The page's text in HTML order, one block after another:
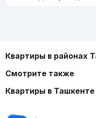
Квартиры в районах
Смотрите также
Квартиры в